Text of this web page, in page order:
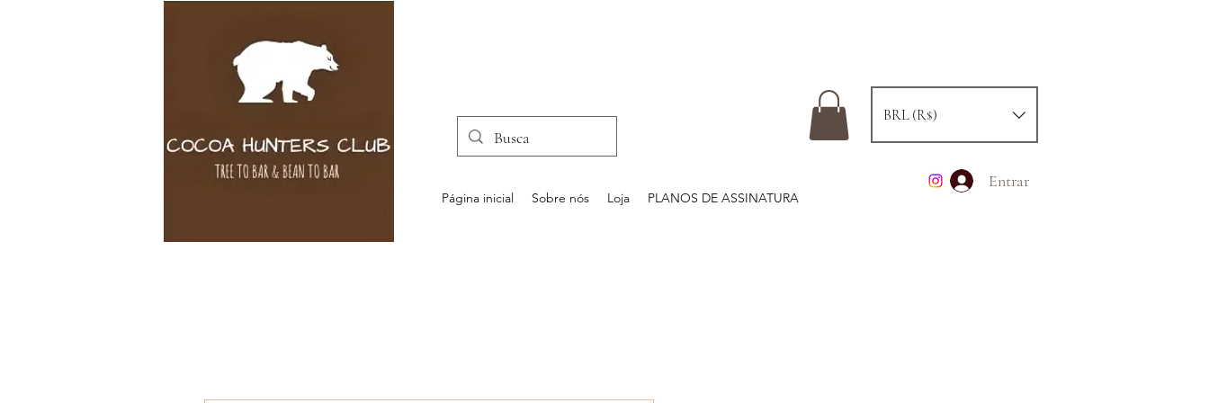
Entrar
Página inicial Sobre nós Loja PLANOS DE ASSINATURA
BRL (R$)